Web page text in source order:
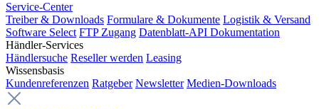
Service-Center
Treiber & Downloads Formulare & Dokumente Logistik & Versand
Software Select FTP Zugang Datenblatt-API Dokumentation
Händler-Services
Händlersuche Reseller werden Leasing
Wissensbasis
Kundenreferenzen Ratgeber Newsletter Medien-Downloads